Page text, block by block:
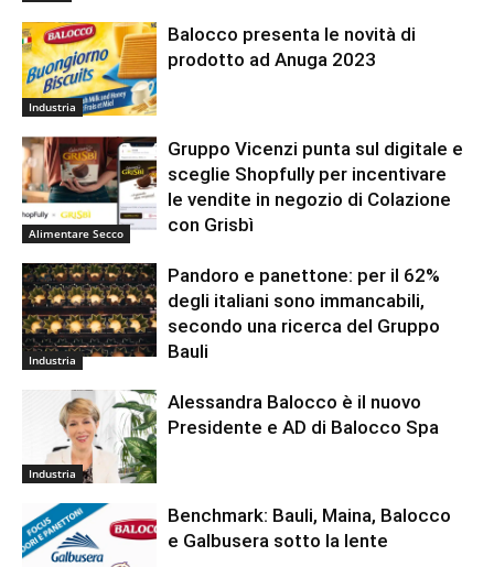
Industria
Balocco presenta le novità di
prodotto ad Anuga 2023
Alimentare Secco
Gruppo Vicenzi punta sul digitale e
sceglie Shopfully per incentivare
le vendite in negozio di Colazione
con Grisbì
Industria
Pandoro e panettone: per il 62%
degli italiani sono immancabili,
secondo una ricerca del Gruppo
Bauli
Industria
Alessandra Balocco è il nuovo
Presidente e AD di Balocco Spa
Benchmark: Bauli, Maina, Balocco
e Galbusera sotto la lente